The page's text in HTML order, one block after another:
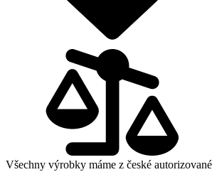
Všechny výrobky máme z české